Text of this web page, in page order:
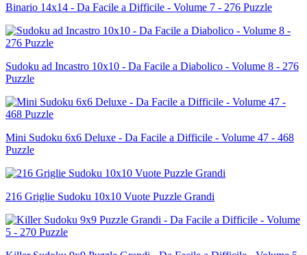
Binario 14x14 - Da Facile a Difficile - Volume 7 - 276 Puzzle
Sudoku ad Incastro 10x10 - Da Facile a Diabolico - Volume 8 - 276
Puzzle
Mini Sudoku 6x6 Deluxe - Da Facile a Difficile - Volume 47 - 468
Puzzle
216 Griglie Sudoku 10x10 Vuote Puzzle Grandi